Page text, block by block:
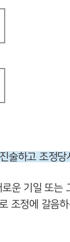
술하고 조정
운 기일 또
조정에 갈음